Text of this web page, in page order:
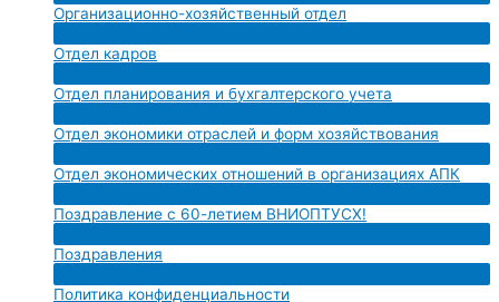
меню
Организационно-хозяйственный отдел
Отдел кадров
меню
Отдел планирования и бухгалтерского учета
меню
Отдел экономики отраслей и форм хозяйствования
меню
Отдел экономических отношений в организациях АПК
меню
Поздравление с 60-летием ВНИОПТУСХ!
Поздравления
меню
Политика конфиденциальности